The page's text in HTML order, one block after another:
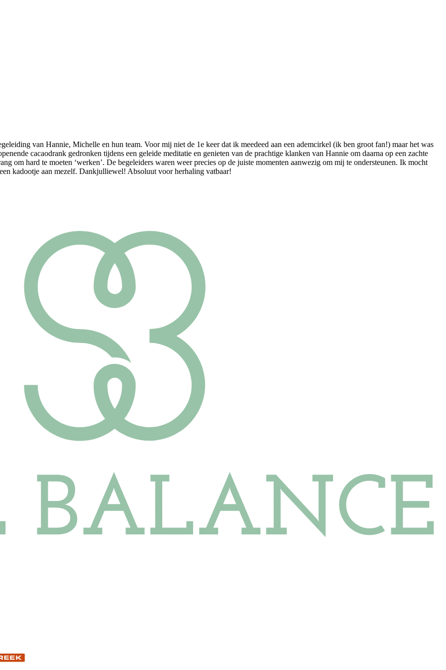
van Hannie, Michelle en hun team. Voor mij niet de 1e keer dat ik meedeed aan een ademcirkel (ik ben groot fan!) maar het was
cacaodrank gedronken tijdens een geleide meditatie en genieten van de prachtige klanken van Hannie om daarna op een zachte
om hard te moeten ‘werken’. De begeleiders waren weer precies op de juiste momenten aanwezig om mij te ondersteunen. Ik mocht
kadootje aan mezelf. Dankjulliewel! Absoluut voor herhaling vatbaar!